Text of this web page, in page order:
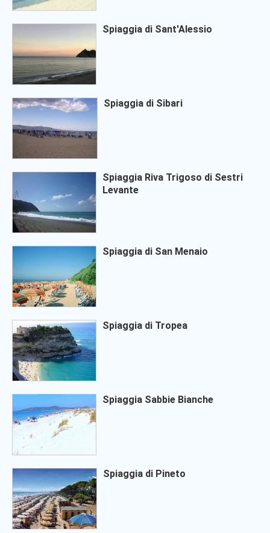
Spiaggia di Sant'Alessio
Spiaggia di Sibari
Spiaggia Riva Trigoso di Sestri
Levante
Spiaggia di San Menaio
Spiaggia di Tropea
Spiaggia Sabbie Bianche
Spiaggia di Pineto